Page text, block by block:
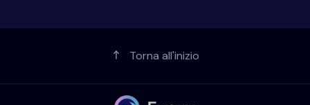
Torna all'inizio